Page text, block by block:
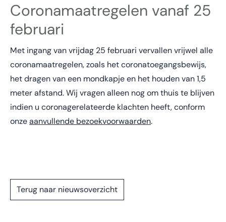
Coronamaatregelen vanaf 25
februari
Met ingang van vrijdag 25 februari vervallen vrijwel alle
coronamaatregelen, zoals het coronatoegangsbewijs,
het dragen van een mondkapje en het houden van 1,5
meter afstand. Wij vragen alleen nog om thuis te blijven
indien u coronagerelateerde klachten heeft, conform
onzeaanvullende bezoekvoorwaarden.
Terug naar nieuwsoverzicht